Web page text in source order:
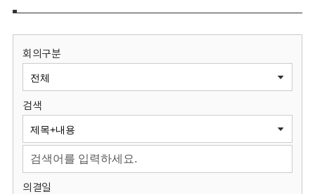
보
원
회
회의구분
검색
의결일